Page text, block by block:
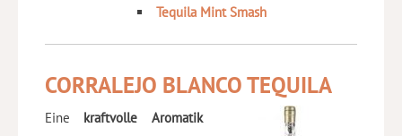
Tequila Mint Smash
CORRALEJO BLANCO TEQUILA
Eine kraftvolle Aromatik